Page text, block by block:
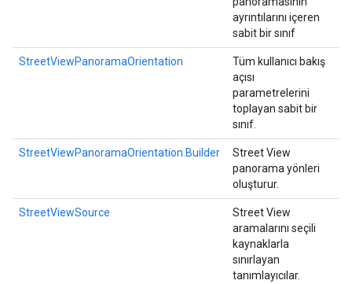
ayrıntılarını içeren
sabit bir sınıf
StreetViewPanoramaOrientation
Tüm kullanıcı bakış
açısı
parametrelerini
toplayan sabit bir
sınıf.
StreetViewPanoramaOrientation.Builder
Street View
panorama yönleri
oluşturur.
StreetViewSource
Street View
aramalarını seçili
kaynaklarla
sınırlayan
tanımlayıcılar.